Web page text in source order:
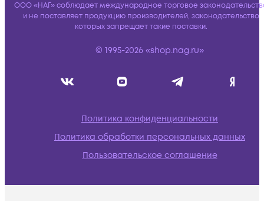
ООО «НАГ» соблюдает международное торговое
и не поставляет продукцию производителей, законодательство
которых запрещает такие поставки.
© 1995-2026 «shop.nag.ru»
Политика конфиденциальности
Политика обработки персональных данных
Пользовательское соглашение